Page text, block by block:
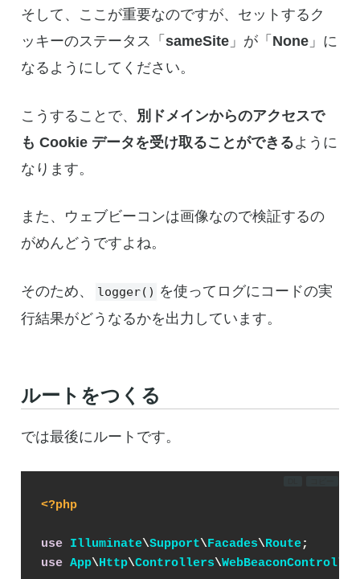
そして、ここが重要なのですが、セットするク
ッキーのステータス「sameSite 」が「 None 」に
なるようにしてください。
こうすることで、 別ドメインからのアクセスで
も Cookie データを受け取ることができるように
なります。
また、ウェブビーコンは画像なので検証するの
がめんどうですよね。
そのため、 logger() を使ってログにコードの実
行結果がどうなるかを出力しています。
ルートをつくる
では最後にルートです。
<?php
use Illuminate\Support\Facades\Route;
use App\Http\Controllers\WebBeaconController